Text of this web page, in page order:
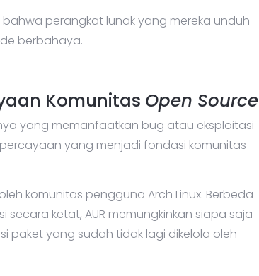
perangkat lunak yang mereka unduh
berbahaya.
Komunitas Open Source
yang memanfaatkan bug atau eksploitasi
yang menjadi fondasi komunitas
komunitas pengguna Arch Linux. Berbeda
secara ketat, AUR memungkinkan siapa saja
paket yang sudah tidak lagi dikelola oleh